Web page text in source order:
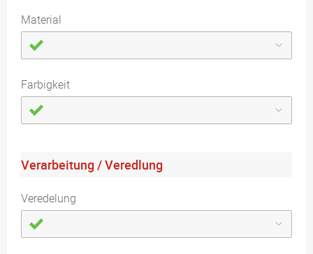
Material
Farbigkeit
Verarbeitung / Veredlung
Veredelung